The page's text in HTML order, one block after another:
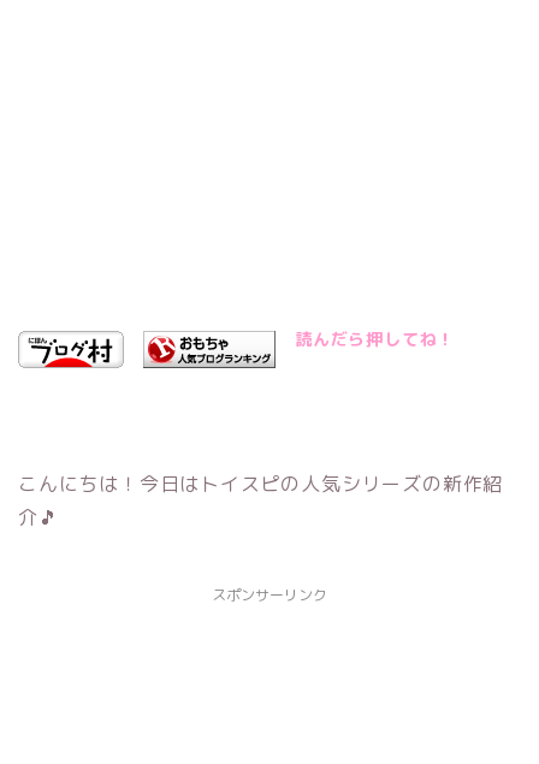
読んだら押してね！
こんにちは！今日はトイスピの人気シリーズの新作紹
介🎵
スポンサーリンク